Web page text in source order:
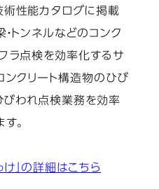
性能カタログに掲載
トンネルなどのコンク
ラ点検を効率化するサ
ンクリート構造物のひび
びわれ点検業務を効率
。
」の詳細はこちら